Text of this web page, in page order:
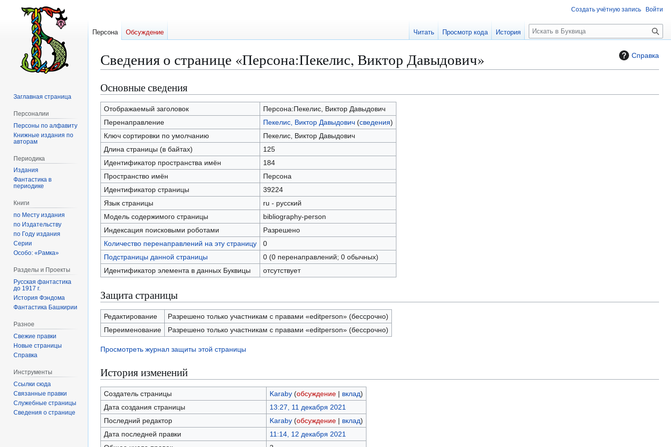
Справка
Сведения о странице «Персона:Пекелис, Виктор Давыдович»
Перейти
к
навигации
Перейти
к
поиску
Основные сведения
Отображаемый заголовок
Персона:Пекелис, Виктор Давыдович
Перенаправление
Пекелис, Виктор Давыдович(сведения)
Ключ сортировки по умолчанию
Пекелис, Виктор Давыдович
Длина страницы (в байтах)
125
Идентификатор пространства имён
184
Пространство имён
Персона
Идентификатор страницы
39224
Язык страницы
ru - русский
Модель содержимого страницы
bibliography-person
Индексация поисковыми роботами
Разрешено
Количество перенаправлений на эту страницу
0
Подстраницы данной страницы
0 (0 перенаправлений; 0 обычных)
Идентификатор элемента в данных Буквицы
отсутствует
Защита страницы
Редактирование
Разрешено только участникам с правами «editperson» (бессрочно)
Переименование
Разрешено только участникам с правами «editperson» (бессрочно)
Просмотреть журнал защиты этой страницы
История изменений
Создатель страницы Karaby (обсуждение| вклад)
Дата создания страницы
13:27, 11 декабря 2021
Последний редактор
Karaby (обсуждение| вклад)
Дата последней правки
11:14, 12 декабря 2021
Создать учётную запись Войти
Персона Обсуждение Читать Просмотр кода История
П
о
к
Заглавная страница
Персоналии
Персоны по алфавиту
Книжные издания по
авторам
Периодика
Издания
Фантастика в
периодике
Книги
по Месту издания
по Издательству
по Году издания
Серии
Особо: «Рамка»
Разделы и Проекты
Русская фантастика
до 1917 г.
История Фэндома
Фантастика Башкирии
Разное
Свежие правки
Новые страницы
Справка
Инструменты
Ссылки сюда
Связанные правки
Служебные страницы
Сведения о странице